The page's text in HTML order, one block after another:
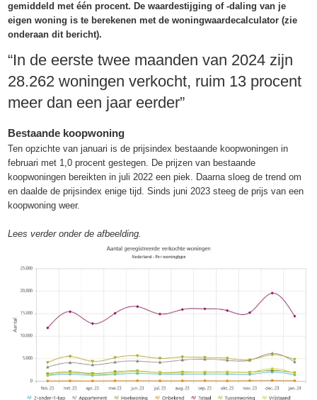
gemiddeld met één procent. De waardestijging of -daling van je
eigen woning is te berekenen met de woningwaardecalculator (zie
onderaan dit bericht).
“In de eerste twee maanden van 2024 zijn
28.262 woningen verkocht, ruim 13 procent
meer dan een jaar eerder”
Bestaande koopwoning
Ten opzichte van januari is de prijsindex bestaande koopwoningen in
februari met 1,0 procent gestegen. De prijzen van bestaande
koopwoningen bereikten in juli 2022 een piek. Daarna sloeg de trend om
en daalde de prijsindex enige tijd. Sinds juni 2023 steeg de prijs van een
koopwoning weer.
Lees verder onder de afbeelding.